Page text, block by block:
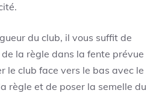
du club, il vous suffit de
la règle dans la fente prévue
le club face vers le bas avec le
règle et de poser la semelle du